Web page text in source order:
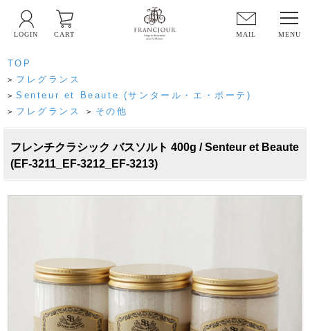
MAIL
LOGIN CART
TOP
> フレグランス
> Senteur et Beaute (サンタール・エ・ボーテ)
> フレグランス > その他
フレンチクラシック バスソルト 400g / Senteur et Beaute
(EF-3211_EF-3212_EF-3213)